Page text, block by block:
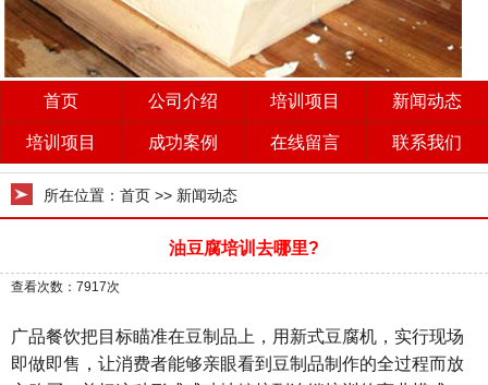
首页 公司介绍 培训项目 新闻动态
培训项目 成功案例 在线留言 联系我们
所在位置： 首页 >> 新闻动态
油豆腐培训去哪里?
查看次数：7917次
广品餐饮把目标瞄准在豆制品上，用新式豆腐机，实行现场
即做即售，让消费者能够亲眼看到豆制品制作的全过程而放